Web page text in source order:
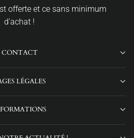
et ce sans minimum
!
CONTACT
LÉGALES